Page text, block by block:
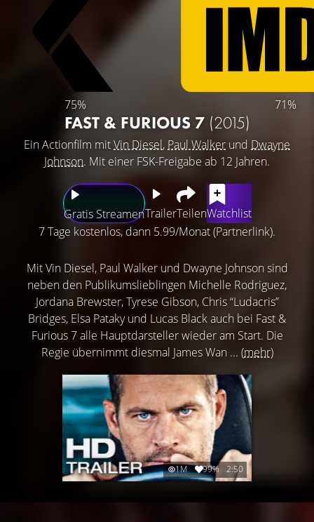
75% 71%
FAST & FURIOUS 7 (2015)
Ein Actionfilm mitVin Diesel, Paul Walker und Dwayne
Johnson. Mit einer FSK-Freigabe ab 12 Jahren.
Gratis StreamenTrailerTeilenWatchlist
7 Tage kostenlos, dann 5.99/Monat (Partnerlink).
Mit Vin Diesel, Paul Walker und Dwayne Johnson sind
neben den Publikumslieblingen Michelle Rodriguez,
Jordana Brewster, Tyrese Gibson, Chris “Ludacris”
Bridges, Elsa Pataky und Lucas Black auch bei Fast &
Furious 7 alle Hauptdarsteller wieder am Start. Die
Regie übernimmt diesmal James Wan ... (mehr)
1M 99% 2:50